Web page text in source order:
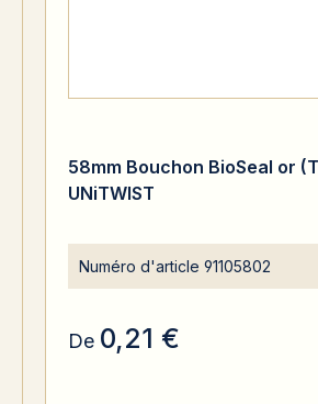
58mm Bouchon BioSeal or
UNiTWIST
Numéro d'article 91105802
De 0,21 €